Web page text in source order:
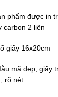
phẩm được in
carbon 2 liên
giấy 16x20cm
mã đẹp, giấy
rõ nét